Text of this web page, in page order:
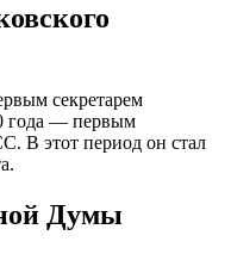
секретарем
года — первым
В этот период он стал
Думы